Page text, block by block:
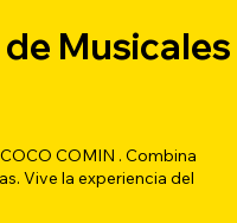
Musicales
COMIN . Combina
Vive la experiencia del